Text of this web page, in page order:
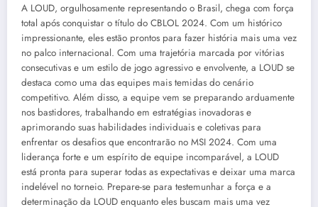
A LOUD, orgulhosamente representando o Brasil, chega com força
total após conquistar o título do CBLOL 2024. Com um histórico
impressionante, eles estão prontos para fazer história mais uma vez
no palco internacional. Com uma trajetória marcada por vitórias
consecutivas e um estilo de jogo agressivo e envolvente, a LOUD se
destaca como uma das equipes mais temidas do cenário
competitivo. Além disso, a equipe vem se preparando arduamente
nos bastidores, trabalhando em estratégias inovadoras e
aprimorando suas habilidades individuais e coletivas para
enfrentar os desafios que encontrarão no MSI 2024. Com uma
liderança forte e um espírito de equipe incomparável, a LOUD
está pronta para superar todas as expectativas e deixar uma marca
indelével no torneio. Prepare-se para testemunhar a força e a
determinação da LOUD enquanto eles buscam mais uma vez